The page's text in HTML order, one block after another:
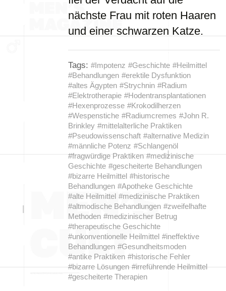
nächste Frau mit roten Haaren
und einer schwarzen Katze.
Tags: #Impotenz #Geschichte #Heilmittel
#Behandlungen #erektile Dysfunktion
#altes Ägypten #Strychnin #Radium
#Elektrotherapie #Hodentransplantationen
#Hexenprozesse #Krokodilherzen
#Wespenstiche #Radiumcremes #John R.
Brinkley #mittelalterliche Praktiken
#Pseudowissenschaft #alternative Medizin
#männliche Potenz #Schlangenöl
#fragwürdige Praktiken #medizinische
Geschichte #gescheiterte Behandlungen
#bizarre Heilmittel #historische
Behandlungen #Apotheke Geschichte
#alte Heilmittel #medizinische Praktiken
#altmodische Behandlungen #zweifelhafte
Methoden #medizinischer Betrug
#therapeutische Geschichte
#unkonventionelle Heilmittel #ineffektive
Behandlungen #Gesundheitsmoden
#antike Praktiken #historische Fehler
#bizarre Lösungen #irreführende Heilmittel
#gescheiterte Therapien